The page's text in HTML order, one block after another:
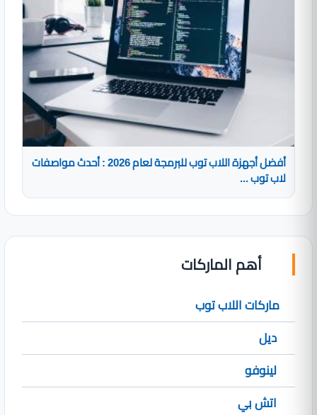
أفضل أجهزة اللاب توب للبرمجة لعام 2026 : أحدث مواصفات
لاب توب ...
أهم الماركات
ماركات اللاب توب
ديل
لينوفو
اتش بي